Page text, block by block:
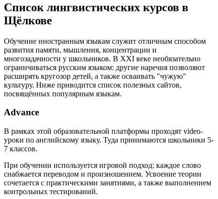
Список лингвистических курсов в
Щёлкове
Обучение иностранным языкам служит отличным способом
развития памяти, мышления, концентрации и
многозадачности у школьников. В XXI веке необязательно
ограничиваться русским языком: другие наречия позволяют
расширять кругозор детей, а также осваивать "чужую"
культуру. Ниже приводится список полезных сайтов,
посвящённых популярным языкам.
Advance
В рамках этой образовательной платформы проходят video-
уроки по английскому языку. Туда принимаются школьники 5-
7 классов.
При обучении используется игровой подход: каждое слово
снабжается переводом и произношением. Усвоение теории
сочетается с практическими занятиями, а также выполнением
контрольных тестирований.